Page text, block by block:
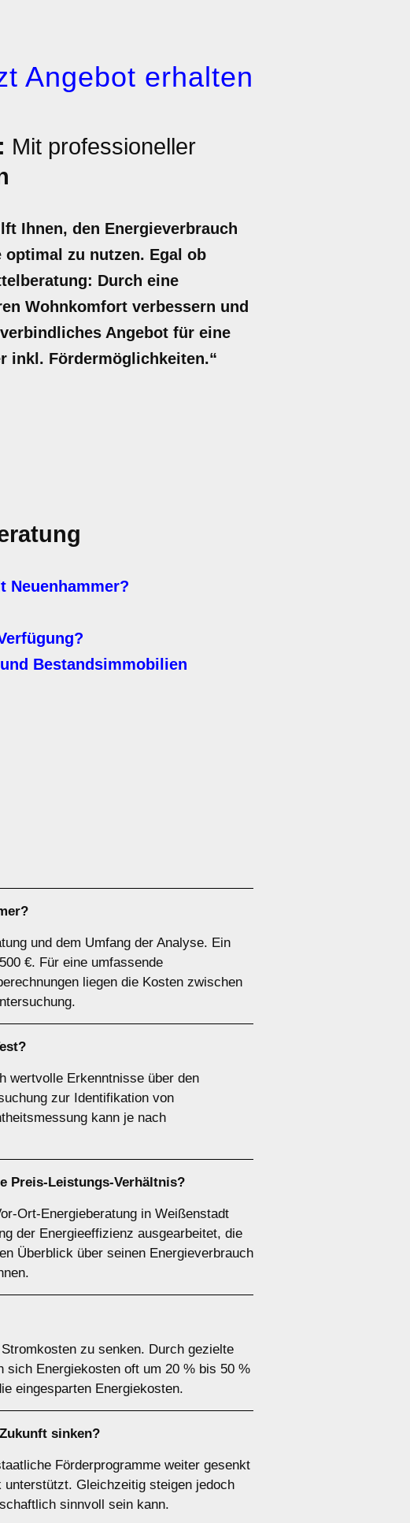
Angebot erhalten
Mit professioneller
Ihnen, den Energieverbrauch
zu nutzen. Egal ob
Durch eine
Wohnkomfort verbessern und
Angebot für eine
inkl. Fördermöglichkeiten.“
Neuenhammer?
Bestandsimmobilien
und dem Umfang der Analyse. Ein
€. Für eine umfassende
liegen die Kosten zwischen
wertvolle Erkenntnisse über den
zur Identifikation von
kann je nach
Preis-Leistungs-Verhältnis?
Ort-Energieberatung in Weißenstadt
der Energieeffizienz ausgearbeitet, die
Überblick über seinen Energieverbrauch
zu senken. Durch gezielte
sich Energiekosten oft um 20 % bis 50 %
eingesparten Energiekosten.
sinken?
Förderprogramme weiter gesenkt
unterstützt. Gleichzeitig steigen jedoch
sinnvoll sein kann.